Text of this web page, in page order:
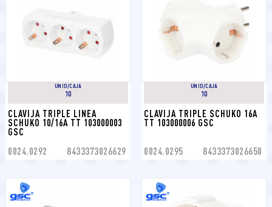
UNID/CAJA
10
CLAVIJA TRIPLE LINEA
SCHUKO 10/16A TT 103000003
GSC
0024.0292 8433373026629
UNID/CAJA
10
CLAVIJA TRIPLE SCHUKO 16A
TT 103000006 GSC
0024.0295 8433373026650